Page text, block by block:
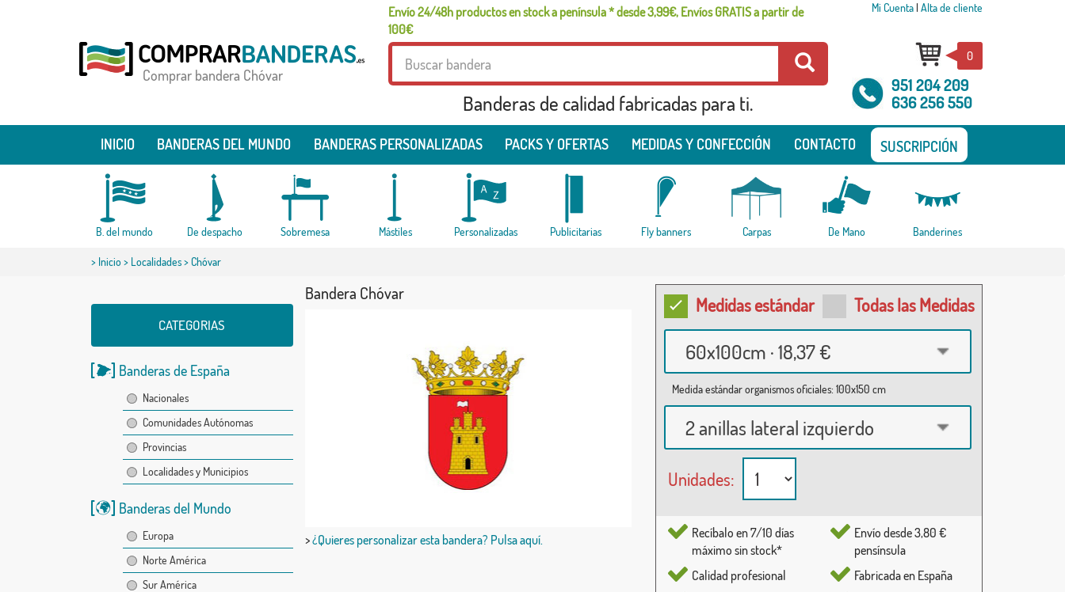
Envío 24/48h productos en stock a península * desde 3,99€, Envíos GRATIS a partir de
100€
Mi Cuenta| Alta de cliente
Comprar bandera Chóvar
Banderas de calidad fabricadas para ti.
0
951 204 209
636 256 550
INICIO BANDERAS DEL MUNDO BANDERAS PERSONALIZADAS PACKS Y OFERTAS MEDIDAS Y CONFECCIÓN CONTACTO SUSCRIPCIÓN
B. del mundo De despacho Sobremesa Mástiles Personalizadas Publicitarias Fly banners Carpas De Mano Banderines
> Inicio> Localidades> Chóvar
CATEGORIAS
Banderas de España
Nacionales
Comunidades Autónomas
Provincias
Localidades y Municipios
Banderas del Mundo
Europa
Norte América
Sur América
Bandera Chóvar
>¿Quieres personalizar esta bandera? Pulsa aquí.
Medidas estándar Todas las Medidas
60x100cm · 18,37 €
Medida estándar organismos oficiales: 100x150 cm
2 anillas lateral izquierdo
Unidades:
Recíbalo en 7/10 días
máximo sin stock*
Calidad profesional
Envío desde 3,80 €
pensínsula
Fabricada en España